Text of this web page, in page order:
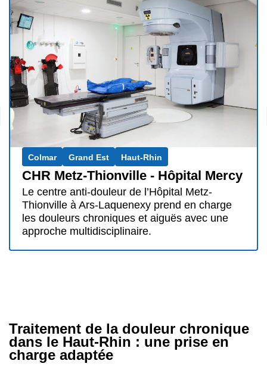
Colmar Grand Est Haut-Rhin
CHR Metz-Thionville - Hôpital Mercy
Le centre anti-douleur de l’Hôpital Metz-
Thionville à Ars-Laquenexy prend en charge
les douleurs chroniques et aiguës avec une
approche multidisciplinaire.
Traitement de la douleur chronique
dans le Haut-Rhin : une prise en
charge adaptée